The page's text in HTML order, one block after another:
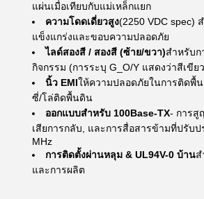
แผ่นเมื่อเทียบกับแม่เหล็กแยก
ความโดดเดี่ยวสูง(2250 VDC spec)
แข็งแกร่งและขอบความปลอดภัย
ไลด์สองสี / สองสี (ซ้าย/ขวา)สําหรับก
กิจกรรม (การระบุ G_O/Y แสดงว่าสีเขีย
นิ้ว EMIให้ความปลอดภัยในการติดพื้
ซี่/โล่ติดพื้นดิน
ออกแบบสําหรับ 100Base-TX- การสู
เสียการกลับ, และการสื่อสารข้ามที่ปรับ
MHz
การติดตั้งผ่านหลุม & UL94V-0 บ้านสํ
และการผลิต